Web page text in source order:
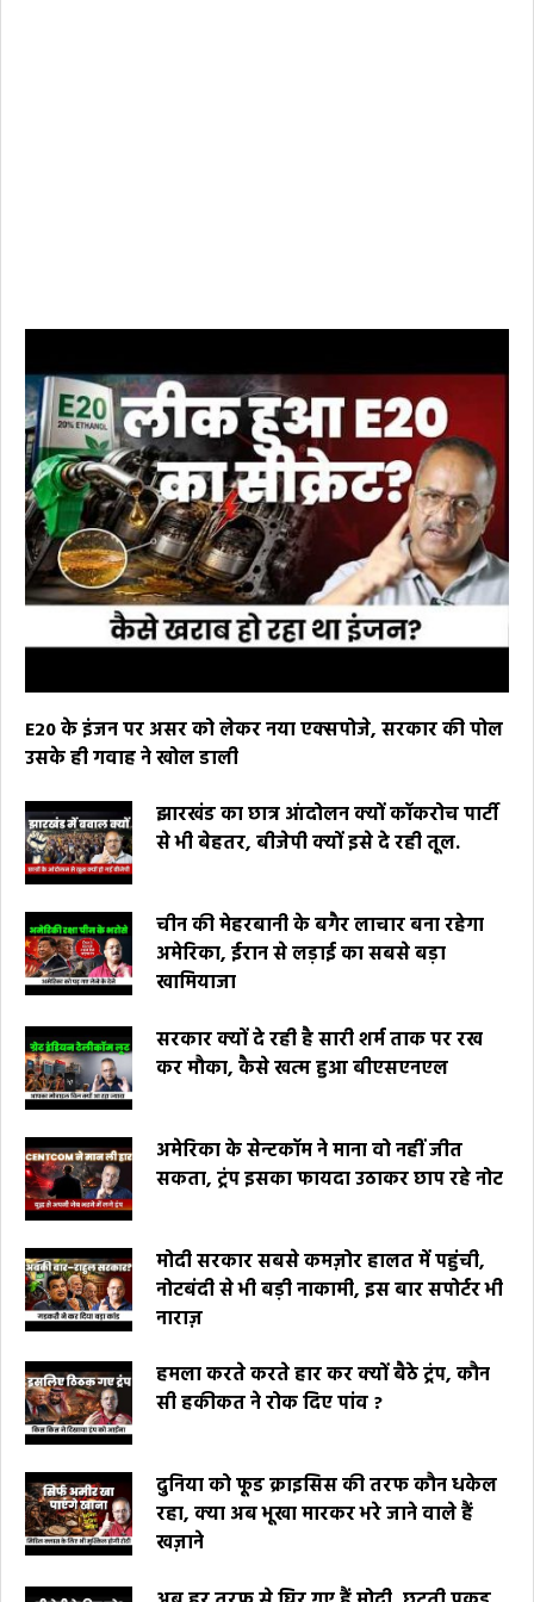
E20 के इंजन पर असर को लेकर नया एक्सपोजे, सरकार की पोल
उसके ही गवाह ने खोल डाली
झारखंड का छात्र आंदोलन क्यों कॉकरोच पार्टी
से भी बेहतर, बीजेपी क्यों इसे दे रही तूल.
चीन की मेहरबानी के बगैर लाचार बना रहेगा
अमेरिका, ईरान से लड़ाई का सबसे बड़ा
खामियाजा
सरकार क्यों दे रही है सारी शर्म ताक पर रख
कर मौका, कैसे खत्म हुआ बीएसएनएल
अमेरिका के सेन्टकॉम ने माना वो नहीं जीत
सकता, ट्रंप इसका फायदा उठाकर छाप रहे नोट
मोदी सरकार सबसे कमज़ोर हालत में पहुंची,
नोटबंदी से भी बड़ी नाकामी, इस बार सपोर्टर भी
नाराज़
हमला करते करते हार कर क्यों बैठे ट्रंप, कौन
सी हकीकत ने रोक दिए पांव ?
दुनिया को फूड क्राइसिस की तरफ कौन धकेल
रहा, क्या अब भूखा मारकर भरे जाने वाले हैं
खज़ाने